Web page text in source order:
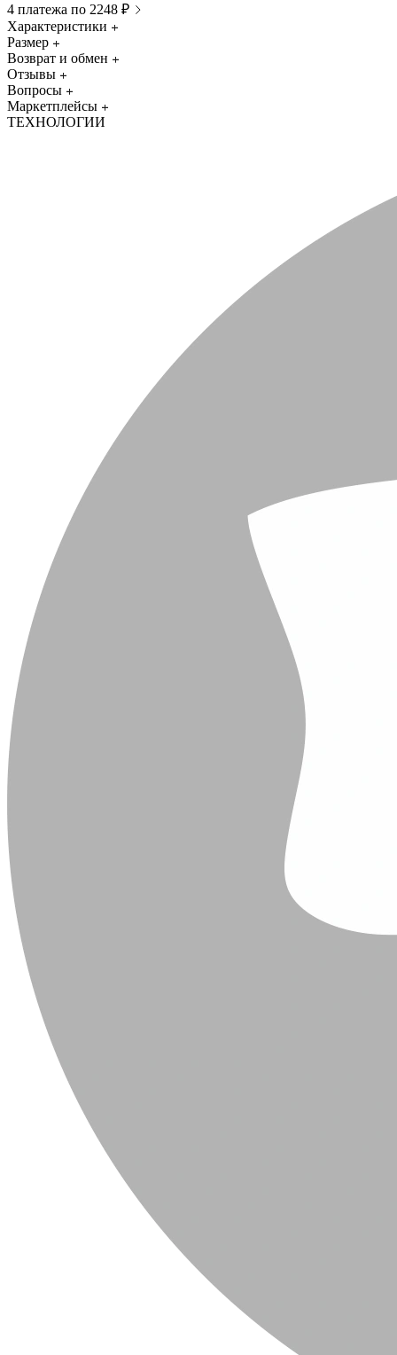
4 платежа по 2248 ₽
Характеристики
Размер
Возврат и обмен
Отзывы
Вопросы
Маркетплейсы
ТЕХНОЛОГИИ